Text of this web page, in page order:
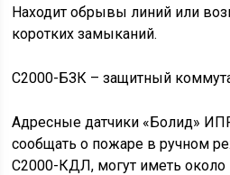
Находит обрывы линий или
коротких замыканий.
С2000-БЗК – защитный
Адресные датчики «Болид»
сообщать о пожаре в ручном
С2000-КДЛ, могут иметь около